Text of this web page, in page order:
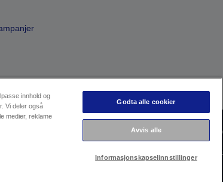
Personvernerklæring
Informasjon om
innhold og
Vi deler også
medier, reklame
Godta alle cookier
Avvis alle
Informasjonskapselinnstillinger